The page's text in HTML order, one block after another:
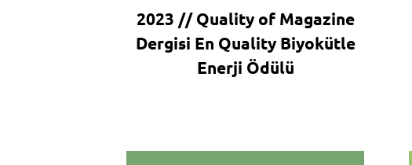
2023 // Quality of Magazine
Dergisi En Quality Biyokütle
Enerji Ödülü